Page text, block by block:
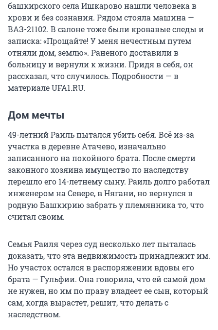
башкирского села Ишкарово нашли человека в
крови и без сознания. Рядом стояла машина —
ВАЗ-21102. В салоне тоже были кровавые следы и
записка: «Прощайте! У меня нечестным путем
отняли дом, землю». Раненого доставили в
больницу и вернули к жизни. Придя в себя, он
рассказал, что случилось. Подробности — в
материале UFA1.RU.
Дом мечты
49-летний Раиль пытался убить себя. Всё из-за
участка в деревне Атачево, изначально
записанного на покойного брата. После смерти
законного хозяина имущество по наследству
перешло его 14-летнему сыну. Раиль долго работал
инженером на Севере, в Нягани, но вернулся в
родную Башкирию забрать у племянника то, что
считал своим.
Семья Раиля через суд несколько лет пыталась
доказать, что эта недвижимость принадлежит им.
Но участок остался в распоряжении вдовы его
брата — Гульфии. Она говорила, что ей самой дом
не нужен, но им по праву владеет ее сын, который
сам, когда вырастет, решит, что делать с
наследством.